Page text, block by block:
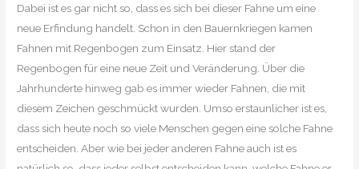
Dabei ist es gar nicht so, dass es sich bei dieser Fahne um eine
neue Erfindung handelt. Schon in den Bauernkriegen kamen
Fahnen mit Regenbogen zum Einsatz. Hier stand der
Regenbogen für eine neue Zeit und Veränderung. Über die
Jahrhunderte hinweg gab es immer wieder Fahnen, die mit
diesem Zeichen geschmückt wurden. Umso erstaunlicher ist es,
dass sich heute noch so viele Menschen gegen eine solche Fahne
entscheiden. Aber wie bei jeder anderen Fahne auch ist es